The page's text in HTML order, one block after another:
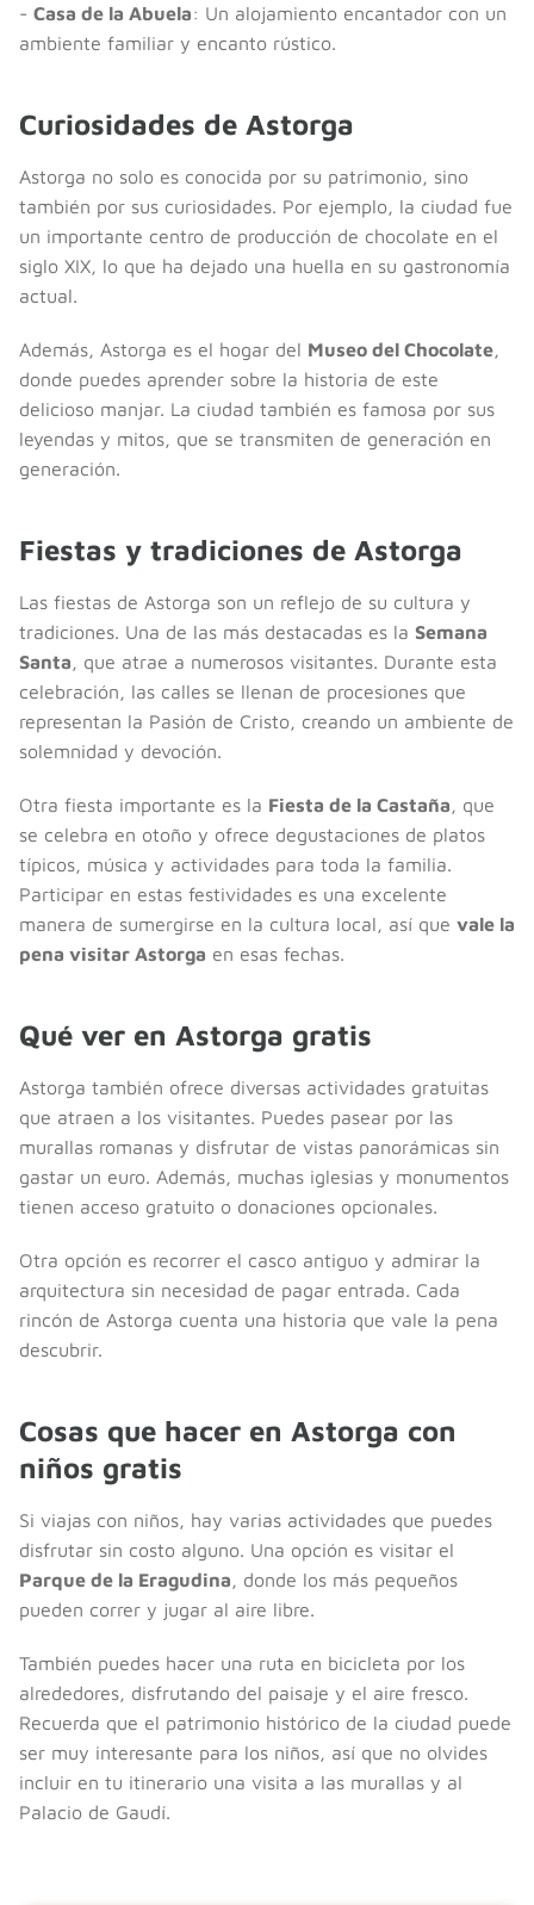
- Casa de la Abuela: Un alojamiento encantador con un
ambiente familiar y encanto rústico.
Curiosidades de Astorga
Astorga no solo es conocida por su patrimonio, sino
también por sus curiosidades. Por ejemplo, la ciudad fue
un importante centro de producción de chocolate en el
siglo XIX, lo que ha dejado una huella en su gastronomía
actual.
Además, Astorga es el hogar del Museo del Chocolate,
donde puedes aprender sobre la historia de este
delicioso manjar. La ciudad también es famosa por sus
leyendas y mitos, que se transmiten de generación en
generación.
Fiestas y tradiciones de Astorga
Las fiestas de Astorga son un reflejo de su cultura y
tradiciones. Una de las más destacadas es la Semana
Santa, que atrae a numerosos visitantes. Durante esta
celebración, las calles se llenan de procesiones que
representan la Pasión de Cristo, creando un ambiente de
solemnidad y devoción.
Otra fiesta importante es la Fiesta de la Castaña, que
se celebra en otoño y ofrece degustaciones de platos
típicos, música y actividades para toda la familia.
Participar en estas festividades es una excelente
manera de sumergirse en la cultura local, así que vale la
pena visitar Astorga en esas fechas.
Qué ver en Astorga gratis
Astorga también ofrece diversas actividades gratuitas
que atraen a los visitantes. Puedes pasear por las
murallas romanas y disfrutar de vistas panorámicas sin
gastar un euro. Además, muchas iglesias y monumentos
tienen acceso gratuito o donaciones opcionales.
Otra opción es recorrer el casco antiguo y admirar la
arquitectura sin necesidad de pagar entrada. Cada
rincón de Astorga cuenta una historia que vale la pena
descubrir.
Cosas que hacer en Astorga con
niños gratis
Si viajas con niños, hay varias actividades que puedes
disfrutar sin costo alguno. Una opción es visitar el
Parque de la Eragudina, donde los más pequeños
pueden correr y jugar al aire libre.
También puedes hacer una ruta en bicicleta por los
alrededores, disfrutando del paisaje y el aire fresco.
Recuerda que el patrimonio histórico de la ciudad puede
ser muy interesante para los niños, así que no olvides
incluir en tu itinerario una visita a las murallas y al
Palacio de Gaudí.